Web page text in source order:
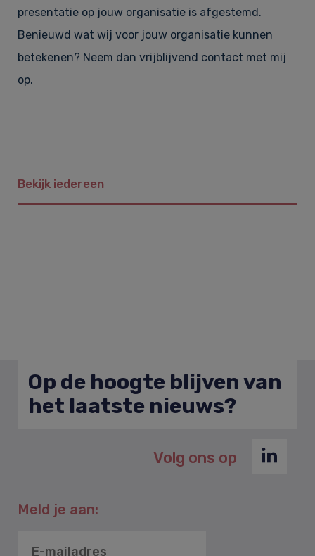
presentatie op jouw organisatie is afgestemd.
Benieuwd wat wij voor jouw organisatie kunnen
betekenen? Neem dan vrijblijvend contact met mij
op.
Bekijk iedereen
Op de hoogte blijven van
het laatste nieuws?
Volg ons op
Meld je aan: